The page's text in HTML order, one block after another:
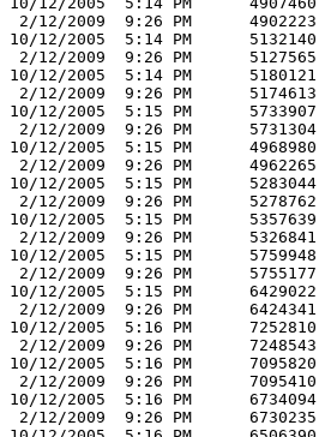
2/12/2009  9:26 PM      4902223
10/12/2005  5:14 PM      5132140
2/12/2009  9:26 PM      5127565
10/12/2005  5:14 PM      5180121
2/12/2009  9:26 PM      5174613
10/12/2005  5:15 PM      5733907
2/12/2009  9:26 PM      5731304
10/12/2005  5:15 PM      4968980
2/12/2009  9:26 PM      4962265
10/12/2005  5:15 PM      5283044
2/12/2009  9:26 PM      5278762
10/12/2005  5:15 PM      5357639
2/12/2009  9:26 PM      5326841
10/12/2005  5:15 PM      5759948
2/12/2009  9:26 PM      5755177
10/12/2005  5:15 PM      6429022
2/12/2009  9:26 PM      6424341
10/12/2005  5:16 PM      7252810
2/12/2009  9:26 PM      7248543
10/12/2005  5:16 PM      7095820
2/12/2009  9:26 PM      7095410
10/12/2005  5:16 PM      6734094
2/12/2009  9:26 PM      6730235